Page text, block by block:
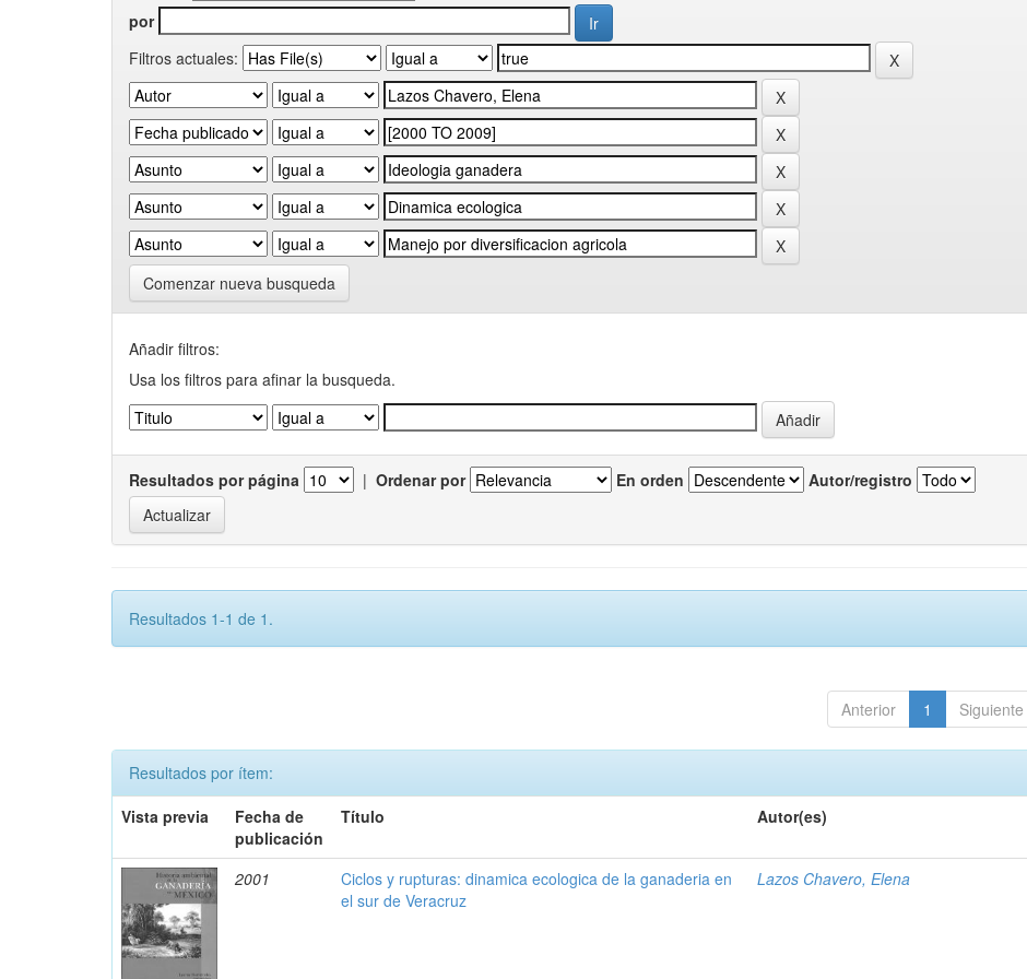
por
Filtros actuales:
Comenzar nueva busqueda
Añadir filtros:
Usa los filtros para afinar la busqueda.
Resultados por página | Ordenar por En orden Autor/registro
Resultados 1-1 de 1.
Anterior 1 Siguiente
Resultados por ítem:
Vista previa
Fecha de
publicación
Título Autor(es)
2001
Ciclos y rupturas: dinamica ecologica de la ganaderia en
el sur de Veracruz
Lazos Chavero, Elena